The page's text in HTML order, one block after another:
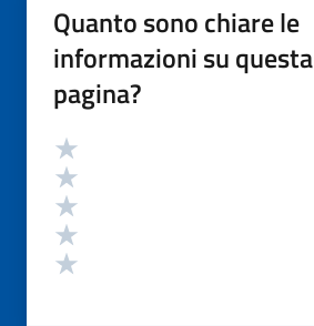
Quanto sono chiare le
informazioni su questa
pagina?
Valutazione